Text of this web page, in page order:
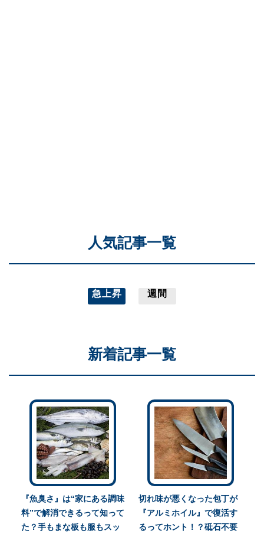
人気記事一覧
急上昇 週間
新着記事一覧
『魚臭さ』は“家にある調味
料”で解消できるって知って
た？手もまな板も服もスッ
切れ味が悪くなった包丁が
『アルミホイル』で復活す
るってホント！？砥石不要